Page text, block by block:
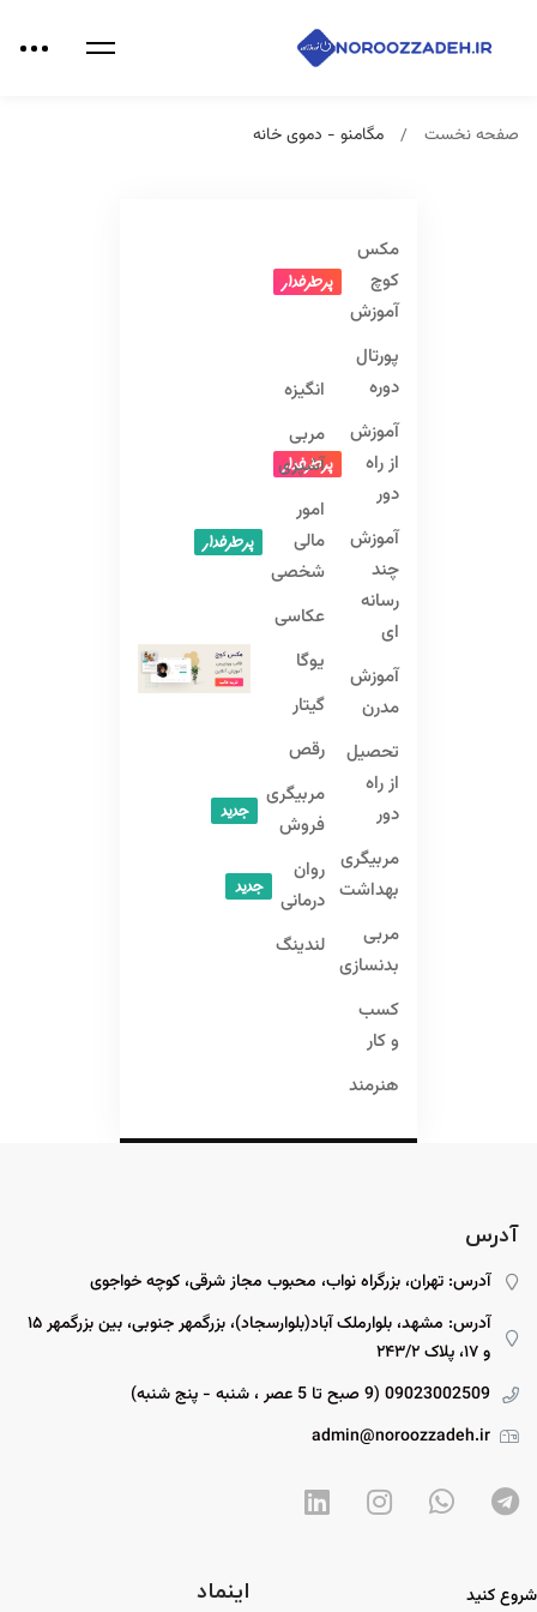
صفحه نخست مگامنو - دموی خانه
مکس
کوچ
آموزش
پرطرفدار
پورتال
دوره
آموزش
از راه
دور
پرطرفدار
آموزش
چند
رسانه
ای
آموزش
مدرن
تحصیل
از راه
دور
مربیگری
بهداشت
مربی
بدنسازی
کسب
و کار
هنرمند
انگیزه
مربی
آشپزی
امور
مالی
شخصی
پرطرفدار
عکاسی
یوگا
گیتار
رقص
مربیگری
فروش
جدید
روان
درمانی
جدید
لندینگ
آدرس
آدرس: تهران، بزرگراه نواب، محبوب مجاز شرقی، کوچه خواجوی
آدرس: مشهد، بلوارملک آباد(بلوارسجاد)، بزرگمهر جنوبی، بین بزرگمهر ۱۵
و ۱۷، پلاک ۲۴۳/۲
09023002509 (9 صبح تا 5 عصر ، شنبه - پنج شنبه)
admin@noroozzadeh.ir
شروع کنید اینماد